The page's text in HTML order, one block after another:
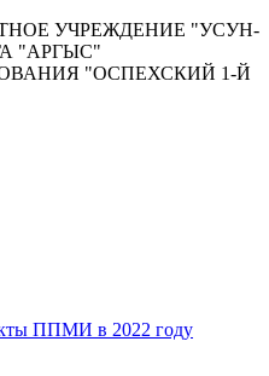
УЧРЕЖДЕНИЕ "УСУН-
"АРГЫС"
"ОСПЕХСКИЙ 1-Й
ППМИ в 2022 году